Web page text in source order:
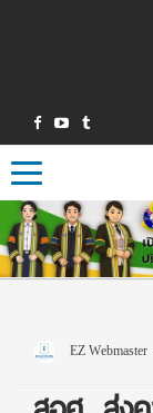
Toggle navigation
EZ Webmaster